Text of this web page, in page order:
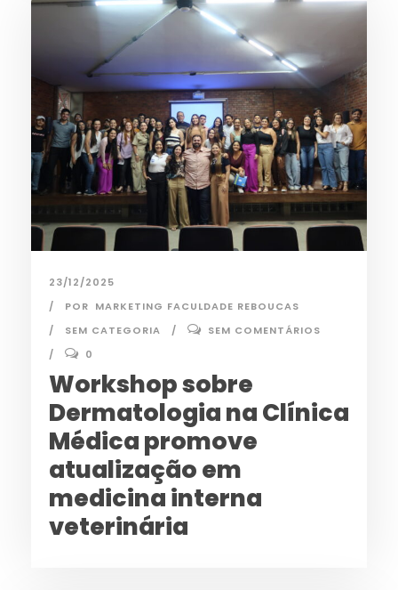
23/12/2025
POR MARKETING FACULDADE REBOUCAS
SEM CATEGORIA
SEM COMENTÁRIOS
0
Workshop sobre
Dermatologia na Clínica
Médica promove
atualização em
medicina interna
veterinária